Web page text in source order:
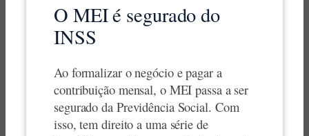
O MEI é segurado do
INSS
Ao formalizar o negócio e pagar a
contribuição mensal, o MEI passa a ser
segurado da Previdência Social. Com
isso, tem direito a uma série de